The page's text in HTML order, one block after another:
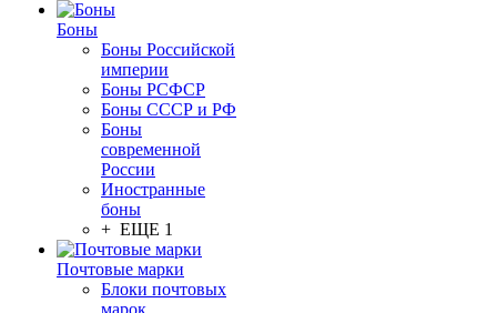
Боны
Боны Российской
империи
Боны РСФСР
Боны СССР и РФ
Боны
современной
России
Иностранные
боны
+ ЕЩЕ 1
Почтовые марки
Блоки почтовых
марок